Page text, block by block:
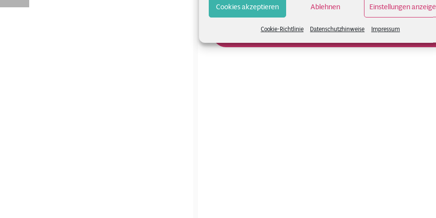
Cookies akzeptieren Ablehnen Einstellungen
Cookie-Richtlinie Datenschutzhinweise Impressum
Unsere Online Kurse